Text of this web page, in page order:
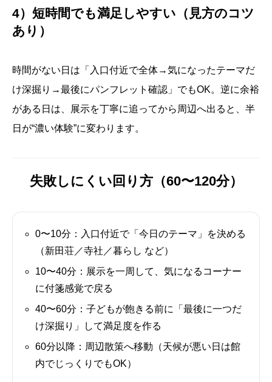
4）短時間でも満足しやすい（見方のコツ
あり）
時間がない日は「入口付近で全体→気になったテーマだ
け深掘り→最後にパンフレット確認」でもOK。逆に余裕
がある日は、展示を丁寧に追ってから周辺へ出ると、半
日が“濃い体験”に変わります。
失敗しにくい回り方（60〜120分）
0〜10分： 入口付近で「今日のテーマ」を決める
（新田荘／寺社／暮らし など）
10〜40分： 展示を一周して、気になるコーナー
に付箋感覚で戻る
40〜60分： 子どもが飽きる前に「最後に一つだ
け深掘り」して満足度を作る
60分以降： 周辺散策へ移動（天候が悪い日は館
内でじっくりでもOK）